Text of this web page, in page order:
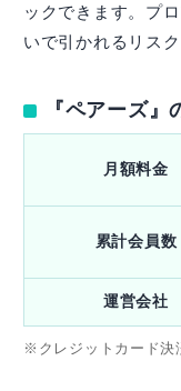
ックできます。プ
いで引かれるリス
『ペアーズ』
月額料金
累計会員数
運営会社
※クレジットカード決